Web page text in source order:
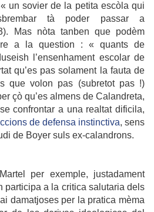
un sovier de la petita escòla qui
tà poder passar a
Mas nòta tanben que podèm
a la question : « quants de
l’ensenhament escolar de
qu’es pas solament la fauta de
que volon pas (subretot pas !)
çò qu’es almens de Calandreta,
confrontar a una realtat dificila,
de defensa instinctiva, sens
de Boyer suls ex-calandrons.
per exemple, justadament
participa a la critica salutaria dels
damatjoses per la pratica mèma